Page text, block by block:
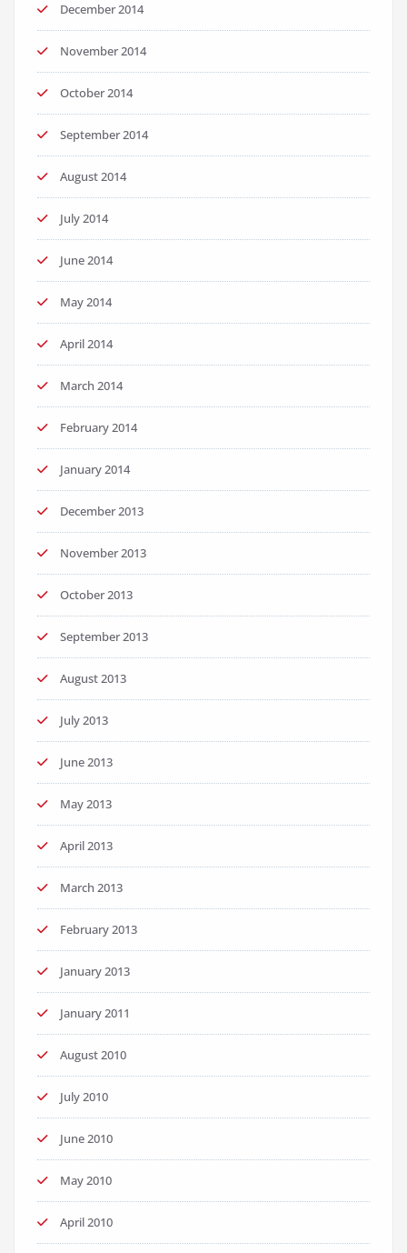
December 2014
November 2014
October 2014
September 2014
August 2014
July 2014
June 2014
May 2014
April 2014
March 2014
February 2014
January 2014
December 2013
November 2013
October 2013
September 2013
August 2013
July 2013
June 2013
May 2013
April 2013
March 2013
February 2013
January 2013
January 2011
August 2010
July 2010
June 2010
May 2010
April 2010